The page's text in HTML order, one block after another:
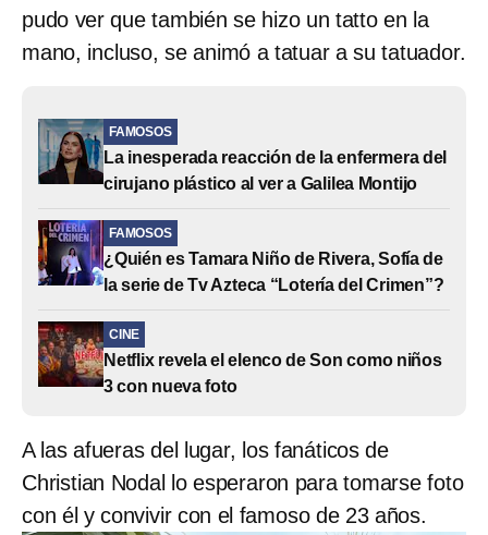
pudo ver que también se hizo un tatto en la
mano, incluso, se animó a tatuar a su tatuador.
FAMOSOS
La inesperada reacción de la enfermera del
cirujano plástico al ver a Galilea Montijo
FAMOSOS
¿Quién es Tamara Niño de Rivera, Sofía de
la serie de Tv Azteca “Lotería del Crimen”?
CINE
Netflix revela el elenco de Son como niños
3 con nueva foto
A las afueras del lugar, los fanáticos de
Christian Nodal lo esperaron para tomarse foto
con él y convivir con el famoso de 23 años.